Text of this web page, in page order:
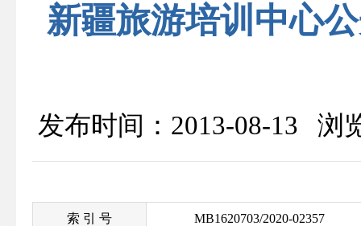
新疆旅游培训中心
发布时间：2013-08-13 浏
索 引 号 MB1620703/2020-02357